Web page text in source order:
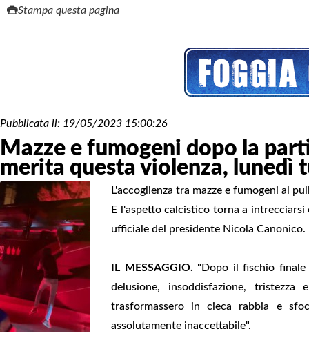
Stampa questa pagina
Pubblicata il: 19/05/2023 15:00:26
Mazze e fumogeni dopo la
merita questa violenza, lunedì
L'accoglienza tra mazze e fumogeni al
E l'aspetto calcistico torna a
ufficiale del presidente Nicola Canonico.
IL MESSAGGIO. "Dopo il fischio
delusione, insoddisfazione,
trasformassero in cieca rabbia e
assolutamente inaccettabile".